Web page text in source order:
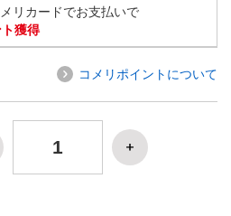
リカードでお支払いで
獲得
コメリポイントについて